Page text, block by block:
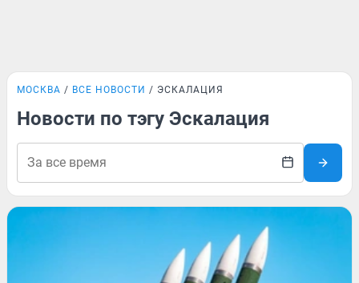
МОСКВА ВСЕ НОВОСТИ ЭСКАЛАЦИЯ
Новости по тэгу Эскалация